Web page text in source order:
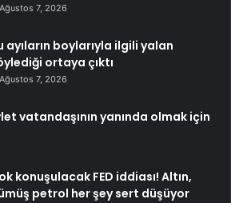
Ağustos 7, 2026
ayıların boylarıyla ilgili yalan
ortaya çıktı
Ağustos 7, 2026
vatandaşının yanında olmak için
konuşulacak FED iddiası! Altın,
petrol her şey sert düşüyor